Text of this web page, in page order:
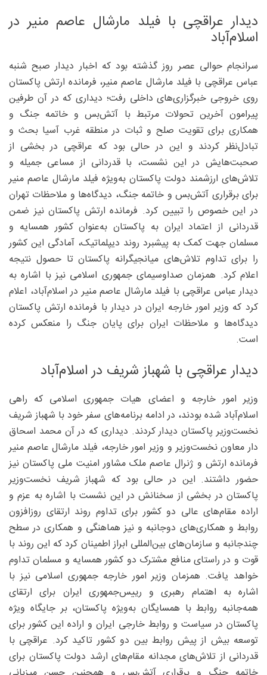
دیدار عراقچی با فیلد مارشال عاصم منیر در
اسلام‌آباد
سرانجام حوالی عصر روز گذشته بود که اخبار دیدار صبح شنبه
عباس عراقچی با فیلد مارشال عاصم منیر، فرمانده ارتش پاکستان
روی خروجی خبرگزاری‌های داخلی رفت؛ دیداری که در آن طرفین
پیرامون آخرین تحولات مرتبط با آتش‌بس و خاتمه جنگ و
همکاری برای تقویت صلح و ثبات در منطقه‌ غرب آسیا بحث و
تبادل‌نظر کردند و این در حالی بود که عراقچی در بخشی از
صحبت‌هایش در این نشست، با قدردانی از مساعی جمیله و
تلاش‌های ارزشمند دولت پاکستان به‌ویژه فیلد مارشال عاصم منیر
برای برقراری آتش‌بس و خاتمه جنگ، دیدگاه‌ها و ملاحظات تهران
در این خصوص را تبیین کرد. فرمانده ارتش پاکستان نیز ضمن
قدردانی از اعتماد ایران به پاکستان به‌عنوان کشور همسایه و
مسلمان جهت کمک به پیشبرد روند دیپلماتیک، آمادگی این کشور
را برای تداوم تلاش‌های میانجیگرانه پاکستان تا حصول نتیجه
اعلام کرد. همزمان صداوسیمای جمهوری اسلامی نیز با اشاره به
دیدار عباس عراقچی با فیلد مارشال عاصم منیر در اسلام‌آباد، اعلام
کرد که وزیر امور خارجه ایران در دیدار با فرمانده ارتش پاکستان
دیدگاه‌ها و ملاحظات ایران برای پایان جنگ را منعکس کرده
است.
دیدار عراقچی با شهباز شریف در اسلام‌آباد
وزیر امور خارجه و اعضای هیات جمهوری اسلامی که راهی
اسلام‌آباد شده بودند، در ادامه برنامه‌های سفر خود با شهباز شریف
نخست‌وزیر پاکستان دیدار کردند. دیداری که در آن محمد اسحاق
دار معاون نخست‌وزیر و وزیر امور خارجه، فیلد مارشال عاصم منیر
فرمانده ارتش و ژنرال عاصم ملک مشاور امنیت ملی پاکستان نیز
حضور داشتند. این در حالی بود که شهباز شریف نخست‌وزیر
پاکستان در بخشی از سخنانش در این نشست با اشاره به عزم و
اراده مقام‌های عالی دو کشور برای تداوم روند ارتقای روزافزون
روابط و همکاری‌های دوجانبه و نیز هماهنگی و همکاری در سطح
چندجانبه و سازمان‌های بین‌المللی ابراز اطمینان کرد که این روند با
قوت و در راستای منافع مشترک دو کشور همسایه و مسلمان تداوم
خواهد یافت. همزمان وزیر امور خارجه جمهوری اسلامی نیز با
اشاره به اهتمام رهبری و رییس‌‌جمهوری ایران برای ارتقای
همه‌جانبه روابط با همسایگان به‌ویژه پاکستان، بر جایگاه ویژه
پاکستان در سیاست و روابط خارجی ایران و اراده این کشور برای
توسعه بیش از پیش روابط بین دو کشور تاکید کرد. عراقچی با
قدردانی از تلاش‌های مجدانه مقام‌های ارشد دولت پاکستان برای